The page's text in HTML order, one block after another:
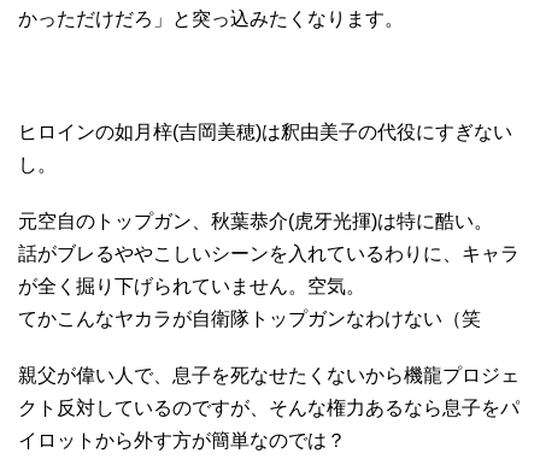
かっただけだろ」と突っ込みたくなります。
ヒロインの如月梓(吉岡美穂)は釈由美子の代役にすぎない
し。
元空自のトップガン、秋葉恭介(虎牙光揮)は特に酷い。
話がブレるややこしいシーンを入れているわりに、キャラ
が全く掘り下げられていません。空気。
てかこんなヤカラが自衛隊トップガンなわけない（笑
親父が偉い人で、息子を死なせたくないから機龍プロジェ
クト反対しているのですが、そんな権力あるなら息子をパ
イロットから外す方が簡単なのでは？